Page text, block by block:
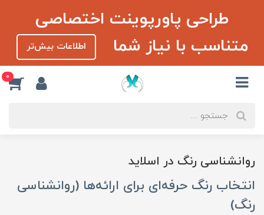
طراحی پاورپوینت اختصاصی
متناسب با نیاز شما
اطلاعات بیش‌تر
0
روانشناسی رنگ در اسلاید
انتخاب رنگ حرفه‌ای برای ارائه‌ها (روانشناسی
رنگ)